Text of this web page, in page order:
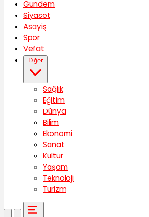
Gündem
Siyaset
Asayiş
Spor
Vefat
Diğer
Sağlık
Eğitim
Dünya
Bilim
Ekonomi
Sanat
Kültür
Yaşam
Teknoloji
Turizm